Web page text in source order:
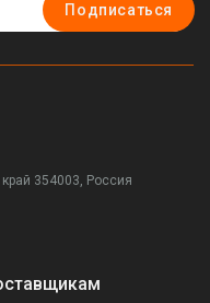
Подписаться
354003, Россия